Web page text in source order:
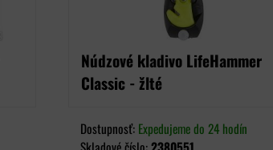
Núdzové kladivo LifeHammer
Classic - žlté
Dostupnosť: Expedujeme do 24 hodín